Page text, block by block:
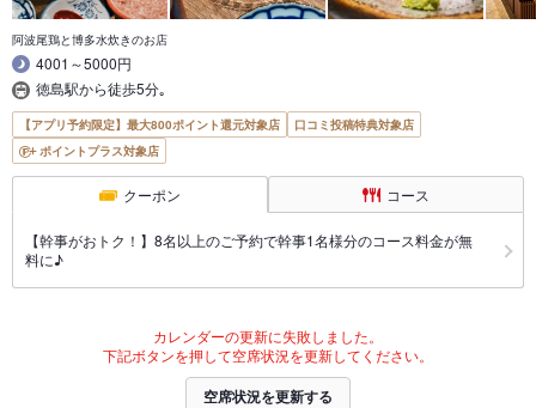
阿波尾鶏と博多水炊きのお店
4001～5000円
徳島駅から徒歩5分｡
【アプリ予約限定】最大800ポイント還元対象店
口コミ投稿特典対象店
ポイントプラス対象店
クーポン コース
【幹事がおトク！】8名以上のご予約で幹事1名様分のコース料金が無
料に♪
カレンダーの更新に失敗しました。
下記ボタンを押して空席状況を更新してください。
空席状況を更新する